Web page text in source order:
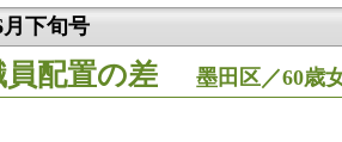
下旬号
配置の差 墨田区／60歳